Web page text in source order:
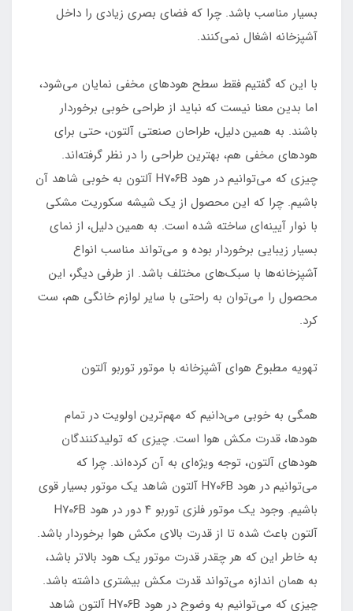
بسیار مناسب باشد. چرا که فضای بصری زیادی را داخل
آشپزخانه اشغال نمی‌کنند.
با این که گفتیم فقط سطح هودهای مخفی نمایان می‌شود،‌
اما بدین معنا نیست که نباید از طراحی خوبی برخوردار
باشند. به همین دلیل، طراحان صنعتی آلتون، حتی برای
هودهای مخفی هم، بهترین طراحی را در نظر گرفته‌اند.
چیزی که می‌توانیم در هود H۷۰۶B آلتون به خوبی شاهد آن
باشیم. چرا که این محصول از یک شیشه سکوریت مشکی
با نوار آیینه‌ای ساخته شده است. به همین دلیل، از نمای
بسیار زیبایی برخوردار بوده و می‌تواند مناسب انواع
آشپزخانه‌ها با سبک‌های مختلف باشد. از طرفی دیگر، این
محصول را می‌توان به راحتی با سایر لوازم خانگی هم، ست
کرد.
تهویه مطبوع هوای آشپزخانه با موتور توربو آلتون
همگی به خوبی می‌دانیم که مهم‌ترین اولویت در تمام
هودها، قدرت مکش هوا است. چیزی که تولیدکنندگان
هودهای آلتون، توجه ویژه‌ای به آن کرده‌اند. چرا که
می‌توانیم در هود H۷۰۶B آلتون شاهد یک موتور بسیار قوی
باشیم. وجود یک موتور فلزی توربو ۴ دور در هود H۷۰۶B
آلتون باعث شده تا از قدرت بالای مکش هوا برخوردار باشد.
به خاطر این که هر چقدر قدرت موتور یک هود بالاتر باشد،
به همان اندازه می‌تواند قدرت مکش بیشتری داشته باشد.
چیزی که می‌توانیم به وضوح در هود H۷۰۶B آلتون شاهد